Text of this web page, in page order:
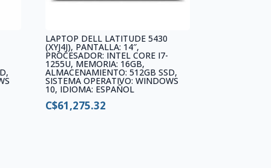
LAPTOP DELL LATITUDE 5430
(XYJ4J), PANTALLA: 14″,
PROCESADOR: INTEL CORE I7-
1255U, MEMORIA: 16GB,
ALMACENAMIENTO: 512GB SSD,
SISTEMA OPERATIVO: WINDOWS
10, IDIOMA: ESPAÑOL
C$61,275.32